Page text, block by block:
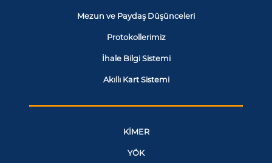
Mezun ve Paydaş Düşünceleri
Protokollerimiz
İhale Bilgi Sistemi
Akıllı Kart Sistemi
KİMER
YÖK